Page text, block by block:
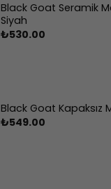
Black Goat Seramik
Siyah
₺530.00
Black Goat Kapaksız
₺549.00